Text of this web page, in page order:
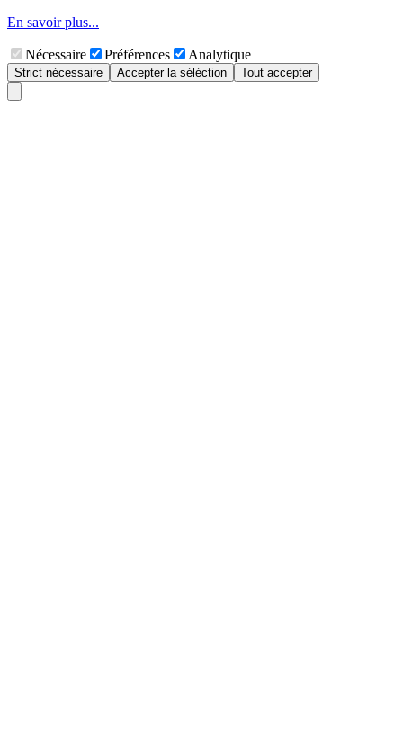
En savoir plus...
Nécessaire Préférences Analytique
Strict nécessaire Accepter la séléction Tout accepter